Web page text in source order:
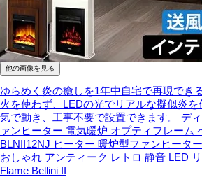
他の画像を見る
ゆらめく炎の癒しを1年中自宅で再現でき
火を使わず、LEDの光でリアルな擬似炎
気で動き、工事不要で設置できます。
デ
ァンヒーター 電気暖炉 オプティフレーム
BLNII12NJ ヒーター 暖炉型ファンヒータ
おしゃれ アンティーク レトロ 静音 LED
Flame Bellini II